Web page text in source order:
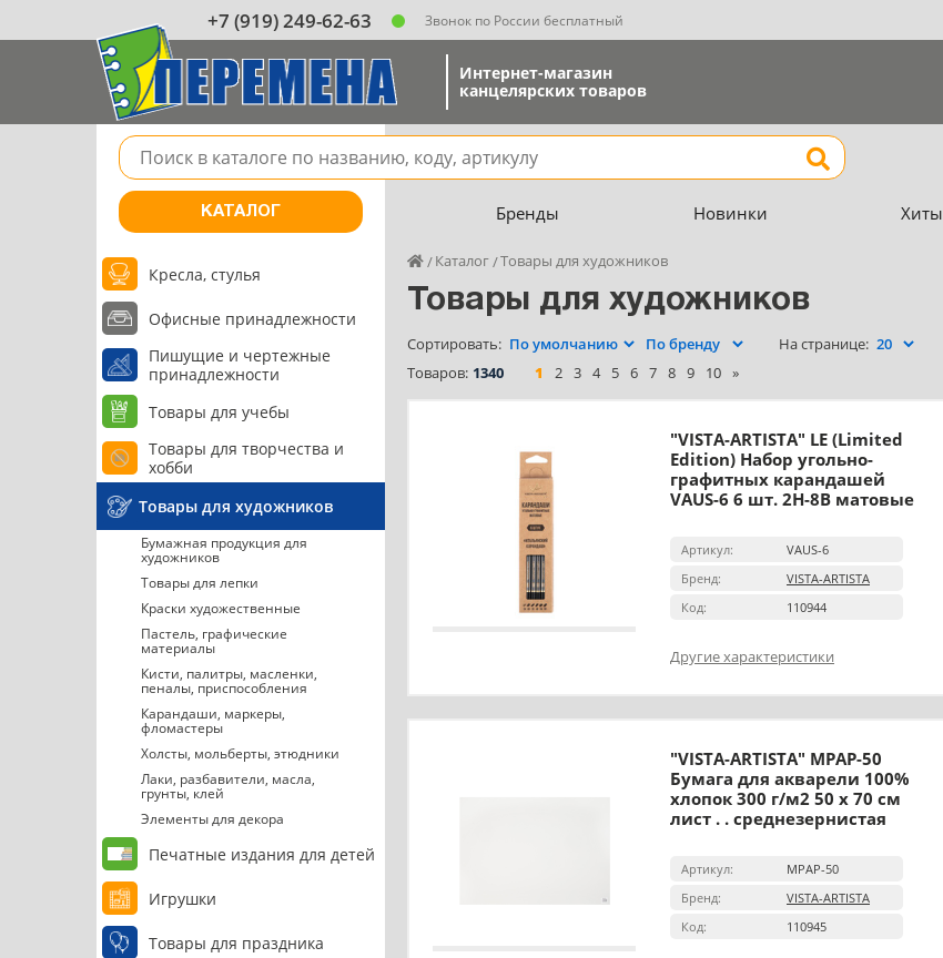
+7 (919) 249-62-63 Звонок по России бесплатный
Интернет-магазин
канцелярских товаров
Поле для поиска товара в каталоге Найти
КАТАЛОГ Бренды Новинки Хиты
Кресла, стулья
Офисные принадлежности
Пишущие и чертежные
принадлежности
Товары для учебы
Товары для творчества и
хобби
Товары для художников
Бумажная продукция для
художников
Товары для лепки
Краски художественные
Пастель, графические
материалы
Кисти, палитры, масленки,
пеналы, приспособления
Карандаши, маркеры,
фломастеры
Холсты, мольберты, этюдники
Лаки, разбавители, масла,
грунты, клей
Элементы для декора
Печатные издания для детей
Игрушки
Товары для праздника
Каталог Товары для художников
Товары для художников
Сортировать: На странице:
Товаров: 1340 1 2 3 4 5 6 7 8 9 10 »
"VISTA-ARTISTA" LE (Limited
Edition) Набор угольно-
графитных карандашей
VAUS-6 6 шт. 2H-8B матовые
Артикул:
VAUS-6
Бренд:
VISTA-ARTISTA
Код:
110944
Другие характеристики
"VISTA-ARTISTA" MPAP-50
Бумага для акварели 100%
хлопок 300 г/м2 50 х 70 см
лист . . среднезернистая
Артикул:
MPAP-50
Бренд:
VISTA-ARTISTA
Код:
110945